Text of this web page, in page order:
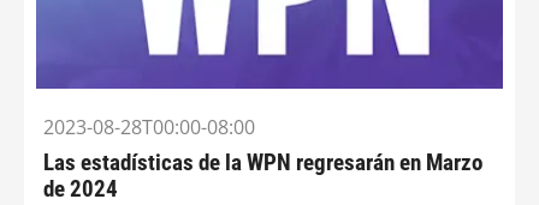
2023-08-28T00:00-08:00
Las estadísticas de la WPN regresarán en Marzo
de 2024